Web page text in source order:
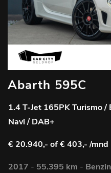
Abarth 595C
1.4 T-Jet 165PK Turismo /
Navi / DAB+
€ 20.940,- of € 403,- /mnd
2017 - 55.395 km -